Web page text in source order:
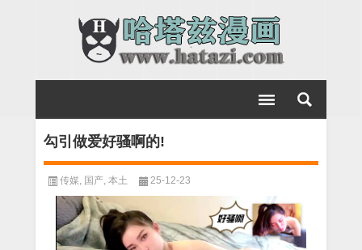
勾引做爱好骚啊的!
传媒, 国产, 本土 25-12-23